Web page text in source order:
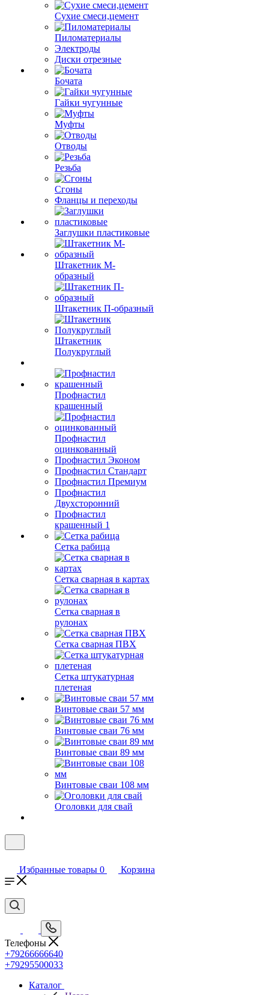
Сухие смеси,цемент
Пиломатериалы
Электроды
Диски отрезные
Бочата
Гайки чугунные
Муфты
Отводы
Резьба
Сгоны
Фланцы и переходы
Заглушки пластиковые
Штакетник М-
образный
Штакетник П-образный
Штакетник
Полукруглый
Профнастил
крашенный
Профнастил
оцинкованный
Профнастил Эконом
Профнастил Стандарт
Профнастил Премиум
Профнастил
Двухсторонний
Профнастил
крашенный 1
Сетка рабица
Сетка сварная в картах
Сетка сварная в
рулонах
Сетка сварная ПВХ
Сетка штукатурная
плетеная
Винтовые сваи 57 мм
Винтовые сваи 76 мм
Винтовые сваи 89 мм
Винтовые сваи 108 мм
Оголовки для свай
Избранные товары 0 Корзина
Телефоны
+79266666640
+79295500033
Каталог